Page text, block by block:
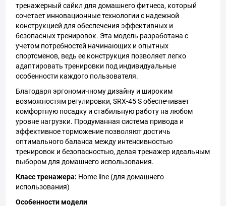
тренажерный сайкл для домашнего фитнеса, который
сочетает инновационные технологии с надежной
конструкцией для обеспечения эффективных и
безопасных тренировок. Эта модель разработана с
учетом потребностей начинающих и опытных
спортсменов, ведь ее конструкция позволяет легко
адаптировать тренировки под индивидуальные
особенности каждого пользователя.
Благодаря эргономичному дизайну и широким
возможностям регулировки, SRX-45 S обеспечивает
комфортную посадку и стабильную работу на любом
уровне нагрузки. Продуманная система привода и
эффективное торможение позволяют достичь
оптимального баланса между интенсивностью
тренировок и безопасностью, делая тренажер идеальным
выбором для домашнего использования.
Класс тренажера: Home line (для домашнего
использования)
Особенности модели